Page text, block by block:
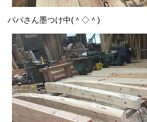
パパさん墨つけ中(＾◇＾)